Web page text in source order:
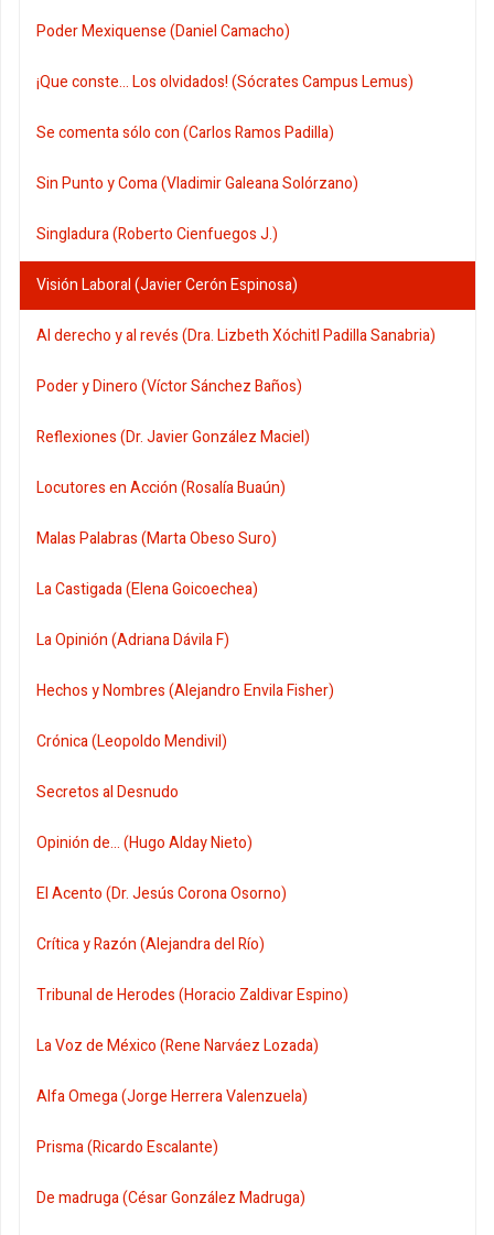
Poder Mexiquense (Daniel Camacho)
¡Que conste... Los olvidados! (Sócrates Campus Lemus)
Se comenta sólo con (Carlos Ramos Padilla)
Sin Punto y Coma (Vladimir Galeana Solórzano)
Singladura (Roberto Cienfuegos J.)
Visión Laboral (Javier Cerón Espinosa)
Al derecho y al revés (Dra. Lizbeth Xóchitl Padilla Sanabria)
Poder y Dinero (Víctor Sánchez Baños)
Reflexiones (Dr. Javier González Maciel)
Locutores en Acción (Rosalía Buaún)
Malas Palabras (Marta Obeso Suro)
La Castigada (Elena Goicoechea)
La Opinión (Adriana Dávila F)
Hechos y Nombres (Alejandro Envila Fisher)
Crónica (Leopoldo Mendivil)
Secretos al Desnudo
Opinión de... (Hugo Alday Nieto)
El Acento (Dr. Jesús Corona Osorno)
Crítica y Razón (Alejandra del Río)
Tribunal de Herodes (Horacio Zaldivar Espino)
La Voz de México (Rene Narváez Lozada)
Alfa Omega (Jorge Herrera Valenzuela)
Prisma (Ricardo Escalante)
De madruga (César González Madruga)